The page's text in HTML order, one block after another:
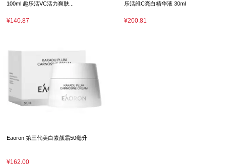
100ml 趣乐活VC活力爽肤...
¥140.87
乐活维C亮白精华液 30ml
¥200.81
Eaoron 第三代美白素颜霜50毫升
¥162.00